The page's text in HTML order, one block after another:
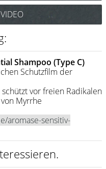
Shampoo 90
Shampoo (Type C)
Schutzfilm der
vor freien Radikalen
Myrrhe
aromase-sensitiv-